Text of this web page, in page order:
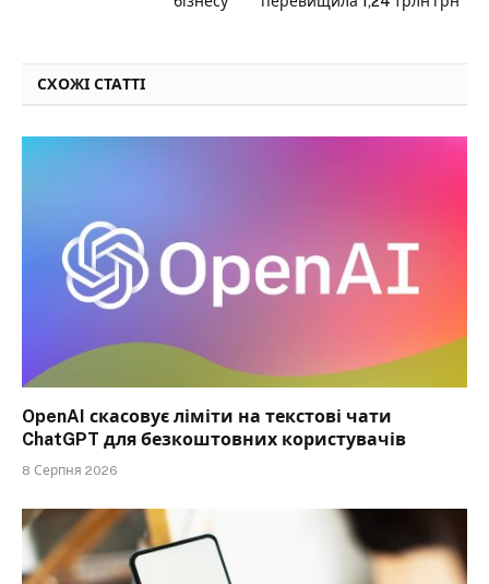
СХОЖІ СТАТТІ
OpenAI скасовує ліміти на текстові чати
ChatGPT для безкоштовних користувачів
8 Серпня 2026